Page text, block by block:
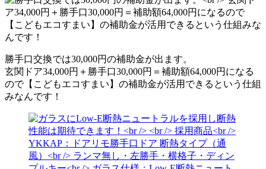
勝手口交換では30,000円の補助金が出ます。
玄関ドア34,000円＋勝手口30,000円＝補助額64,000円になる
ので【こどもエコすまい】の補助金が活用できるという仕組
みなんです！